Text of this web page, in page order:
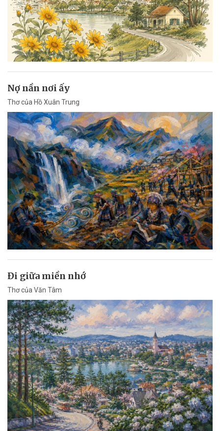
Nợ nần nơi ấy
Thơ của Hồ Xuân Trung
Đi giữa miền nhớ
Thơ của Văn Tâm